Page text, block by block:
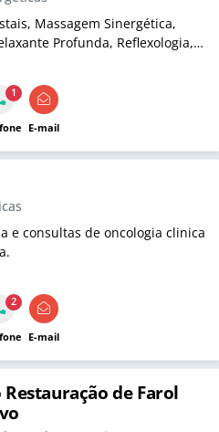
Massagem Sinergética,
Profunda, Reflexologia,
Presencial e à Distância,
Especiais. Agende o seu
1
E-mail
e consultas de oncologia clinica
2
E-mail
Restauração de Farol